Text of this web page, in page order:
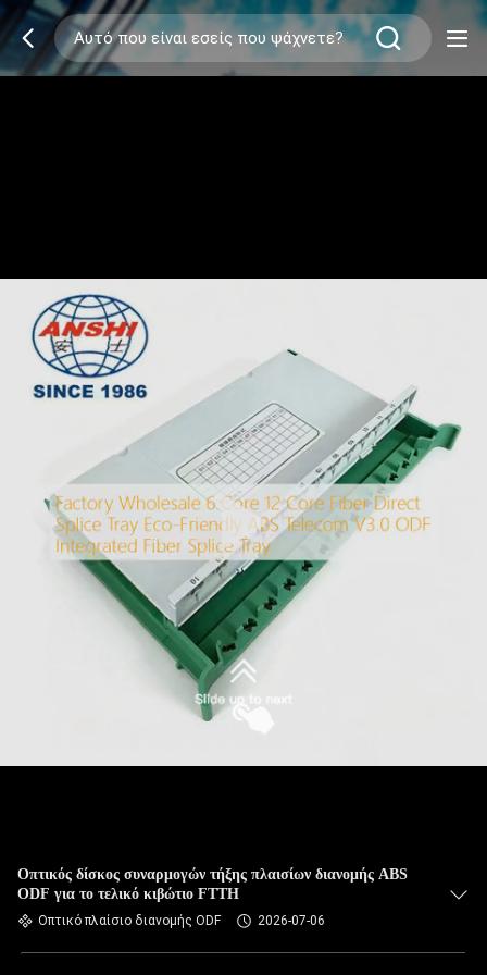
Οπτικός δίσκος συναρμογών τήξης πλαισίων διανομής ABS
ODF για το τελικό κιβώτιο FTTH
Οπτικό πλαίσιο διανομής ODF 2026-07-06